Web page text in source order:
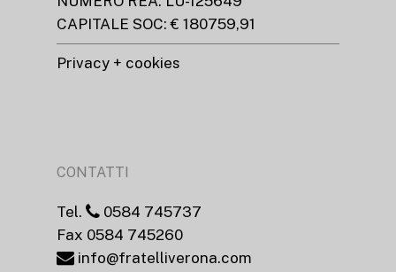
CAPITALE SOC: € 180759,91
Privacy + cookies
CONTATTI
Tel.
0584 745737
Fax 0584 745260
info@fratelliverona.com